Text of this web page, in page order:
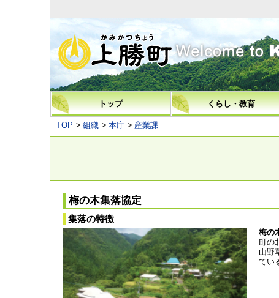
上勝町
トップ くらし・教育
TOP 組織 本庁 産業課
梅の木集落協定
集落の特徴
梅の
町の
山野
てい